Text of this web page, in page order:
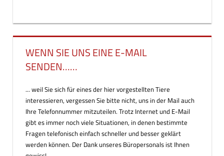
WENN SIE UNS EINE E-MAIL
SENDEN……
... weil Sie sich für eines der hier vorgestellten Tiere
interessieren, vergessen Sie bitte nicht, uns in der Mail auch
Ihre Telefonnummer mitzuteilen. Trotz Internet und E-Mail
gibt es immer noch viele Situationen, in denen bestimmte
Fragen telefonisch einfach schneller und besser geklärt
werden können. Der Dank unseres Büropersonals ist Ihnen